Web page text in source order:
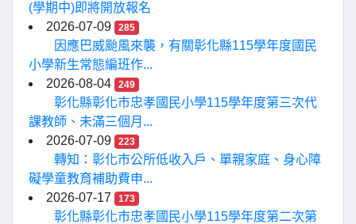
(學期中)即將開放報名
2026-07-09
285
因應巴威颱風來襲，有關彰化縣115學年度國民
小學新生常態編班作...
2026-08-04
249
彰化縣彰化市忠孝國民小學115學年度第三次代
課教師、未滿三個月...
2026-07-09
223
轉知：彰化市公所低收入戶、單親家庭、身心障
礙學童教育補助費申...
2026-07-17
173
彰化縣彰化市忠孝國民小學115學年度第二次第